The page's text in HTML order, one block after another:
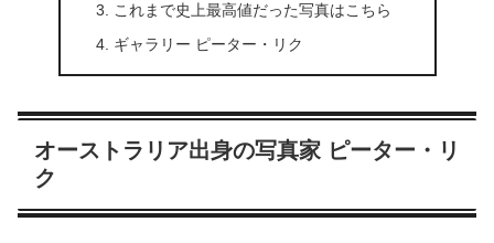
これまで史上最高値だった写真はこちら
ギャラリー ピーター・リク
オーストラリア出身の写真家 ピーター・リ
ク